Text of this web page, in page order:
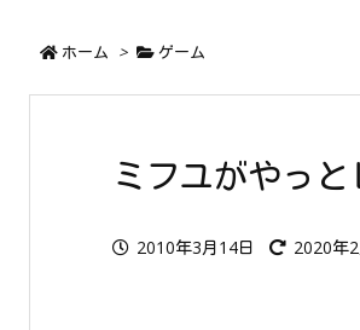
ホーム > ゲーム
ミフユがやっ
2010年3月14日 2020年